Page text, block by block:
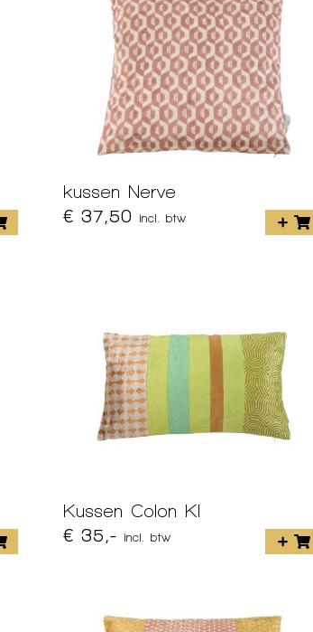
kussen Nerve
€ 37,50
incl. btw
Kussen Colon KI
€ 35,-
incl. btw